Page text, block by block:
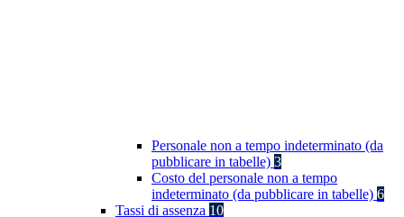
Personale non a tempo indeterminato (da
pubblicare in tabelle) 3
Costo del personale non a tempo
indeterminato (da pubblicare in tabelle) 6
Tassi di assenza 10